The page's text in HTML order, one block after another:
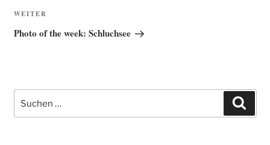
Nächster
Beitrag
WEITER
Photo of the week: Schluchsee
nach: